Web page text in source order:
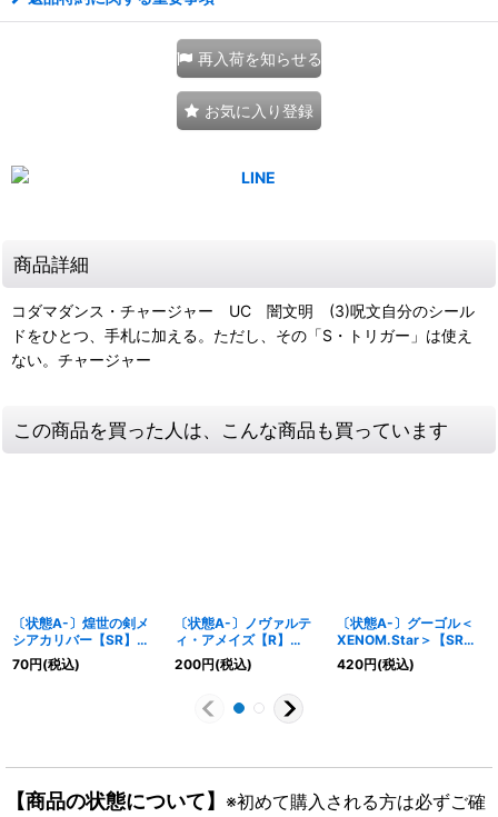
再入荷を知らせる
お気に入り登録
商品詳細
コダマダンス・チャージャー UC 闇文明 (3)呪文自分のシール
ドをひとつ、手札に加える。ただし、その「S・トリガー」は使え
ない。チャージャー
この商品を買った人は、こんな商品も買っています
〔状態A-〕煌世の剣メ
シアカリバー【SR】
{SD071/13}《光》
70円(税込)
〔状態A-〕ノヴァルテ
ィ・アメイズ【R】
{EX01G4/G10}《光》
200円(税込)
〔状態A-〕グーゴル＜
XENOM.Star＞【SR】
{RP217B/10}《闇》
420円(税込)
【商品の状態について】 ※初めて購入される方は必ずご確